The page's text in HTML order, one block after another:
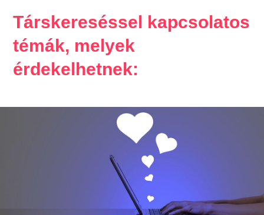
Társkereséssel kapcsolatos
témák, melyek
érdekelhetnek: